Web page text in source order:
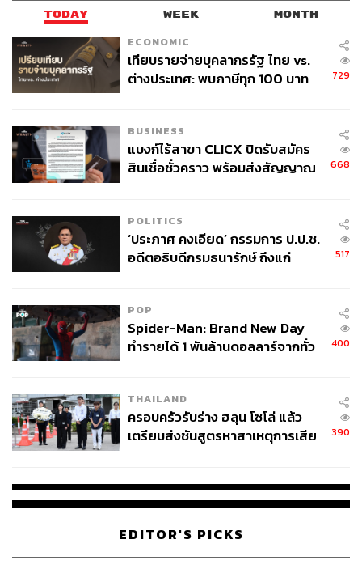
TODAY WEEK MONTH
ECONOMIC
เทียบรายจ่ายบุคลากรรัฐ ไทย vs.
ต่างประเทศ: พบภาษีทุก 100 บาท
729
BUSINESS
แบงก์ไร้สาขา CLICX ปิดรับสมัคร
สินเชื่อชั่วคราว พร้อมส่งสัญญาณ
668
POLITICS
‘ประภาศ คงเอียด’ กรรมการ ป.ป.ช.
อดีตอธิบดีกรมธนารักษ์ ถึงแก่
517
POP
Spider-Man: Brand New Day
ทำรายได้ 1 พันล้านดอลลาร์จากทั่ว
400
THAILAND
ครอบครัวรับร่าง ฮลุน โซโล่ แล้ว
เตรียมส่งชันสูตรหาสาเหตุการเสีย
390
EDITOR'S PICKS